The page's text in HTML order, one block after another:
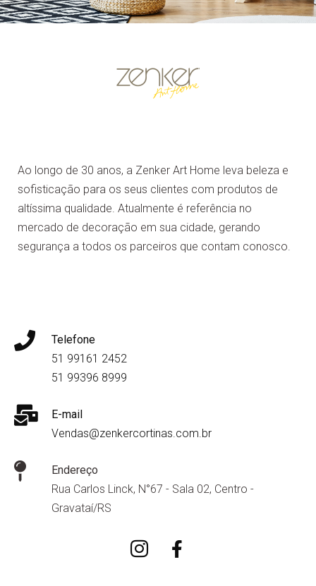
Ao longo de 30 anos, a Zenker Art Home leva beleza e
sofisticação para os seus clientes com produtos de
altíssima qualidade. Atualmente é referência no
mercado de decoração em sua cidade, gerando
segurança a todos os parceiros que contam conosco.
Telefone
51 99161 2452
51 99396 8999
E-mail
Vendas@zenkercortinas.com.br
Endereço
Rua Carlos Linck, N°67 - Sala 02, Centro -
Gravataí/RS